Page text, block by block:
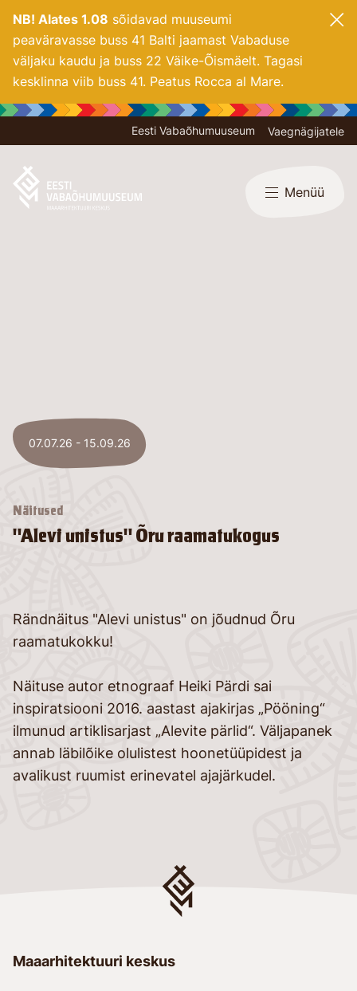
NB! Alates 1.08 sõidavad muuseumi
peaväravasse buss 41 Balti jaamast Vabaduse
väljaku kaudu ja buss 22 Väike-Õismäelt. Tagasi
kesklinna viib buss 41. Peatus Rocca al Mare.
Eesti Vabaõhumuuseum Vaegnägijatele
Menüü
07.07.26 - 15.09.26
Näitused
"Alevi unistus" Õru raamatukogus
Rändnäitus "Alevi unistus" on jõudnud Õru
raamatukokku!
Näituse autor etnograaf Heiki Pärdi sai
inspiratsiooni 2016. aastast ajakirjas „Pööning“
ilmunud artiklisarjast „Alevite pärlid“. Väljapanek
annab läbilõike olulistest hoonetüüpidest ja
avalikust ruumist erinevatel ajajärkudel.
Maaarhitektuuri keskus